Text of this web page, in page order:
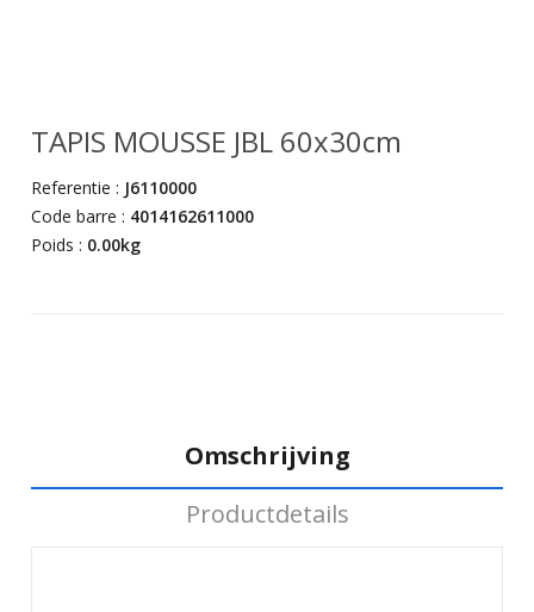
TAPIS MOUSSE JBL 60x30cm
Referentie : J6110000
Code barre : 4014162611000
Poids : 0.00kg
Omschrijving
Productdetails